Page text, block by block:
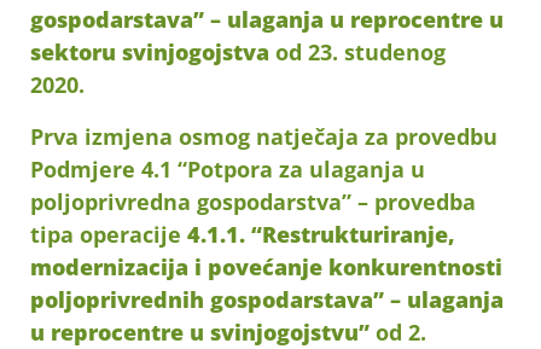
gospodarstava” – ulaganja u reprocentre u
sektoru svinjogojstva od 23. studenog
2020.
Prva izmjena osmog natječaja za provedbu
Podmjere 4.1 “Potpora za ulaganja u
poljoprivredna gospodarstva” – provedba
tipa operacije 4.1.1. “Restrukturiranje,
modernizacija i povećanje konkurentnosti
poljoprivrednih gospodarstava” – ulaganja
u reprocentre u svinjogojstvu” od 2.